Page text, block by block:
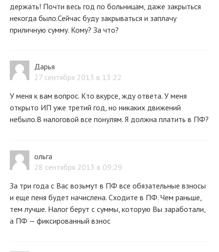
держать! Почти весь год по больницам, даже закрыться
некогда было.Сейчас буду закрываться и заплачу
приличную сумму. Кому? За что?
Дарья
27 сентября 2013 в 13:22
У меня к вам вопрос. Кто вкурсе, жду ответа. У меня
открыто ИП уже третий год, но никаких движений
небыло.В налоговой все понулям. Я должна платить в ПФ?
ольга
28 сентября 2013 в 09:29
За три года с Вас возьмут в ПФ все обязательные взносы
и еще пеня будет начислена. Сходите в ПФ. Чем раньше,
тем лучше. Налог берут с суммы, которую Вы заработали,
а ПФ — фиксированный взнос